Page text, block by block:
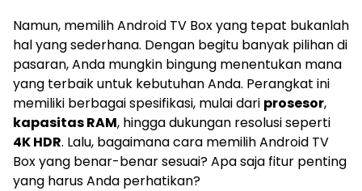
Namun, memilih Android TV Box yang tepat bukanlah
hal yang sederhana. Dengan begitu banyak pilihan di
pasaran, Anda mungkin bingung menentukan mana
yang terbaik untuk kebutuhan Anda. Perangkat ini
memiliki berbagai spesifikasi, mulai dari prosesor,
kapasitas RAM, hingga dukungan resolusi seperti
4K HDR. Lalu, bagaimana cara memilih Android TV
Box yang benar-benar sesuai? Apa saja fitur penting
yang harus Anda perhatikan?